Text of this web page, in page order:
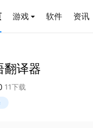
游戏 软件 资讯
翻译器
11下载